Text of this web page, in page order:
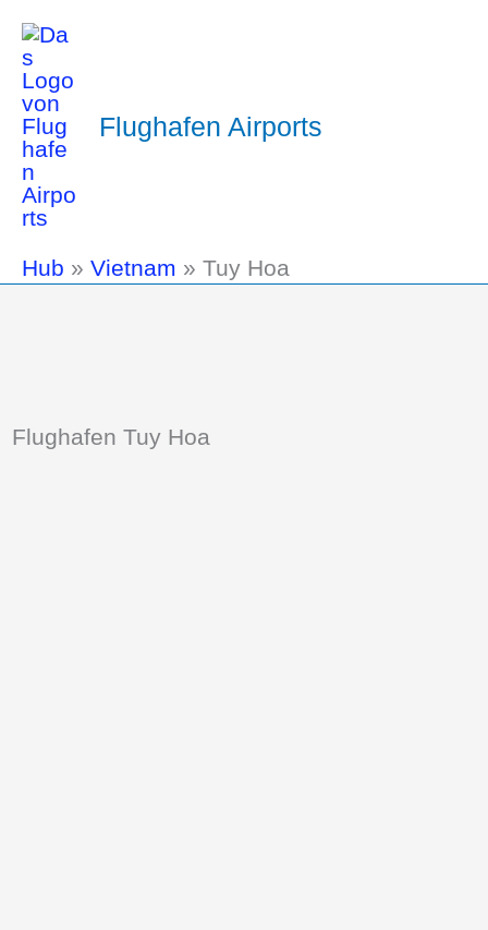
Flughafen Airports
Hub » Vietnam » Tuy Hoa
Flughafen Tuy Hoa